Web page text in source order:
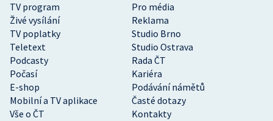
TV program
Pro média
Živé vysílání
Reklama
TV poplatky
Studio Brno
Teletext
Studio Ostrava
Podcasty
Rada ČT
Počasí
Kariéra
E-shop
Podávání námětů
Mobilní a TV aplikace
Časté dotazy
Vše o ČT
Kontakty